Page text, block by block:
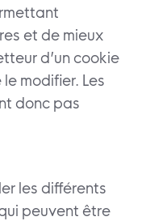
et de mieux
d’un cookie
modifier. Les
donc pas
les différents
peuvent être